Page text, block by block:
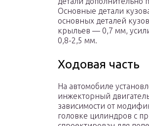
Основные детали
основных деталей
крыльев — 0,7 мм,
0,8-2,5 мм.
Ходовая часть
На автомобиле
инжекторный
зависимости от
головке цилиндров с